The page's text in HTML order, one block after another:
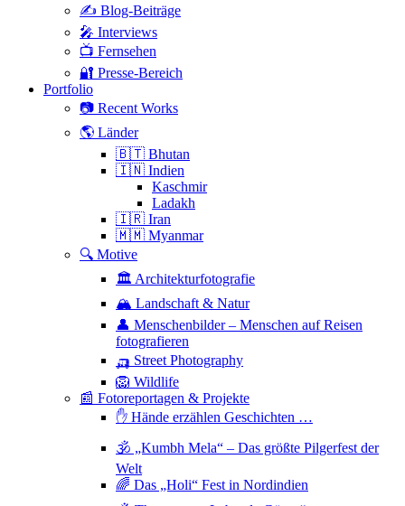
✍️ Blog-Beiträge
🎤 Interviews
📺 Fernsehen
🔐 Presse-Bereich
Portfolio
📷 Recent Works
🌎 Länder
🇧🇹 Bhutan
🇮🇳 Indien
Kaschmir
Ladakh
🇮🇷 Iran
🇲🇲 Myanmar
🔍 Motive
🏛 Architekturfotografie
🏔 Landschaft & Natur
👤 Menschenbilder – Menschen auf Reisen
fotografieren
🛺 Street Photography
🦁 Wildlife
📰 Fotoreportagen & Projekte
✋ Hände erzählen Geschichten …
🕉 „Kumbh Mela“ – Das größte Pilgerfest der
Welt
🌈 Das „Holi“ Fest in Nordindien